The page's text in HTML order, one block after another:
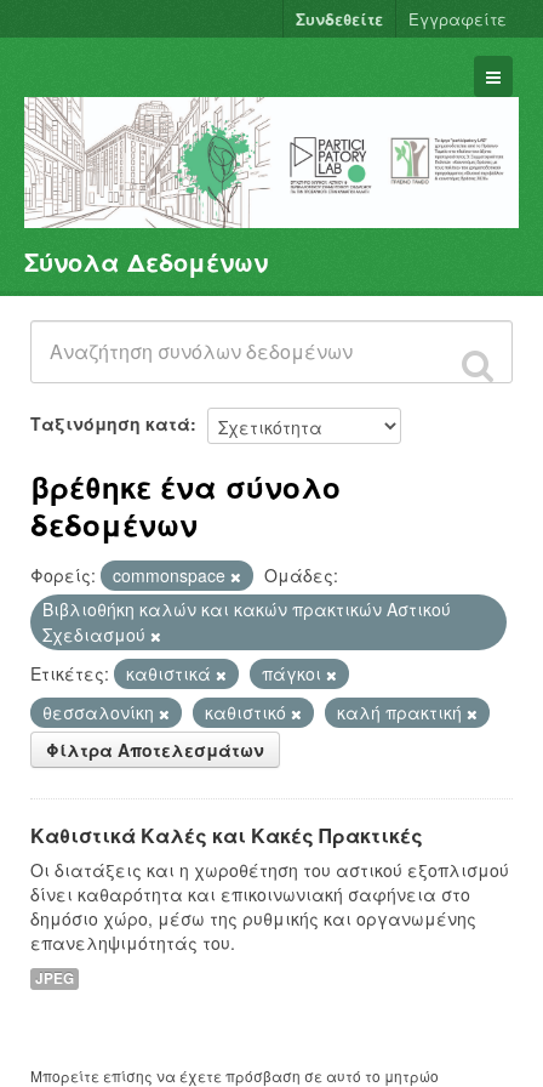
Συνδεθείτε Εγγραφείτε
Σύνολα Δεδομένων
Φορείς
Ομάδες
Σχετικά
Σύνολα Δεδομένων
Ταξινόμηση κατά
βρέθηκε ένα σύνολο
δεδομένων
Φορείς: commonspace
Ομάδες:
Βιβλιοθήκη καλών και κακών πρακτικών Αστικού
Σχεδιασμού
Ετικέτες:
καθιστικά
πάγκοι
θεσσαλονίκη
καθιστικό
καλή πρακτική
Φίλτρα Αποτελεσμάτων
Καθιστικά Καλές και Κακές Πρακτικές
Οι διατάξεις και η χωροθέτηση του αστικού εξοπλισμού
δίνει καθαρότητα και επικοινωνιακή σαφήνεια στο
δημόσιο χώρο, μέσω της ρυθμικής και οργανωμένης
επανεληψιμότητάς του.
JPEG
Μπορείτε επίσης να έχετε πρόσβαση σε αυτό το μητρώο